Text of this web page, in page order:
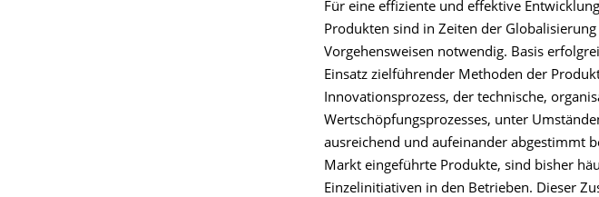
Für eine effiziente und effektive
Produkten sind in Zeiten der
Vorgehensweisen notwendig. Basis
Einsatz zielführender Methoden der
Innovationsprozess, der technische,
Wertschöpfungsprozesses, unter
ausreichend und aufeinander abgestimmt
Markt eingeführte Produkte, sind bisher
Einzelinitiativen in den Betrieben. Dieser